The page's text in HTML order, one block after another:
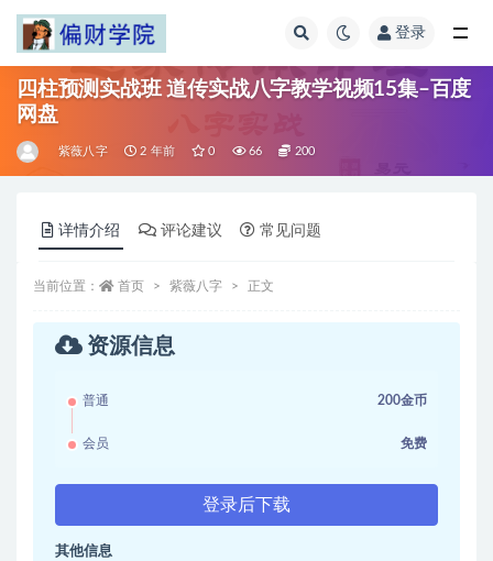
登录
四柱预测实战班 道传实战八字教学视频15集–百度
网盘
紫薇八字 2 年前 0 66 200
详情介绍 评论建议 常见问题
当前位置： 首页 紫薇八字 正文
资源信息
普通 200金币
会员 免费
登录后下载
其他信息